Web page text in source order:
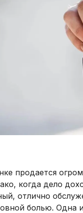
продается
когда дело
отлично
болью. Одна